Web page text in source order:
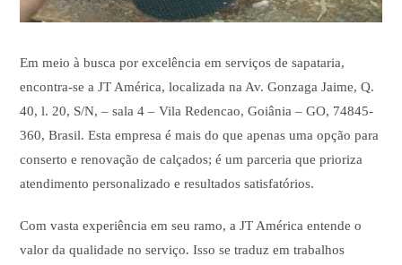
Em meio à busca por excelência em serviços de sapataria,
encontra-se a JT América, localizada na Av. Gonzaga Jaime, Q.
40, l. 20, S/N, – sala 4 – Vila Redencao, Goiânia – GO, 74845-
360, Brasil. Esta empresa é mais do que apenas uma opção para
conserto e renovação de calçados; é um parceria que prioriza
atendimento personalizado e resultados satisfatórios.
Com vasta experiência em seu ramo, a JT América entende o
valor da qualidade no serviço. Isso se traduz em trabalhos